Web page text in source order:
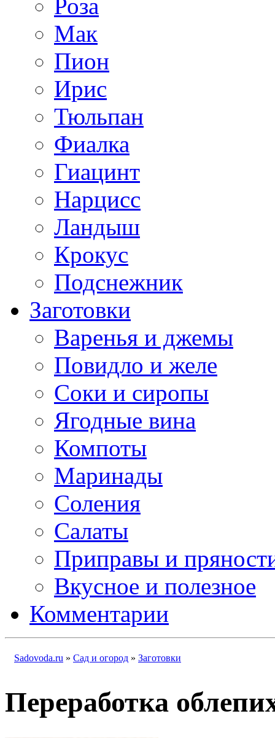
Роза
Мак
Пион
Ирис
Тюльпан
Фиалка
Гиацинт
Нарцисс
Ландыш
Крокус
Подснежник
Заготовки
Варенья и джемы
Повидло и желе
Соки и сиропы
Ягодные вина
Компоты
Маринады
Соления
Салаты
Приправы и
Вкусное и полезное
Комментарии
Sadovoda.ru » Сад и огород » Заготовки
Переработка